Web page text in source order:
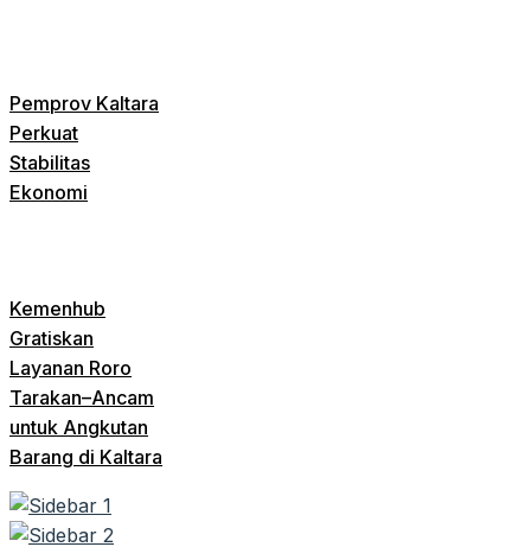
Pemprov Kaltara
Perkuat
Stabilitas
Ekonomi
Kemenhub
Gratiskan
Layanan Roro
Tarakan–Ancam
untuk Angkutan
Barang di Kaltara